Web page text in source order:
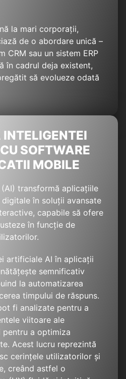
la mari corporații,
de o abordare unică –
CRM sau un sistem ERP
în cadrul deja existent,
să evolueze odată
INTELIGENTEI
SOFTWARE
MOBILE
(AI) transformă aplicațiile
în soluții avansate
capabile să ofere
în funcție de
artificiale AI în aplicații
semnificativ
la automatizarea
timpului de răspuns.
fi analizate pentru a
viitoare ale
a optimiza
Acest lucru reprezintă
cerințele utilizatorilor și
creând astfel o